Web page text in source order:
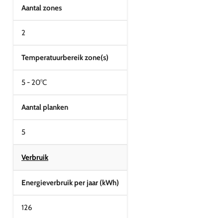
Aantal zones
2
Temperatuurbereik zone(s)
5 - 20°C
Aantal planken
5
Verbruik
Energieverbruik per jaar (kWh)
126